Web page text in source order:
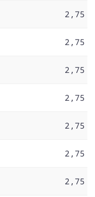
2,75
2,75
2,75
2,75
2,75
2,75
2,75